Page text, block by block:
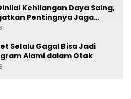
Kehilangan Daya Saing,
Pentingnya Jaga
Bank Indonesia
Selalu Gagal Bisa Jadi
Alami dalam Otak